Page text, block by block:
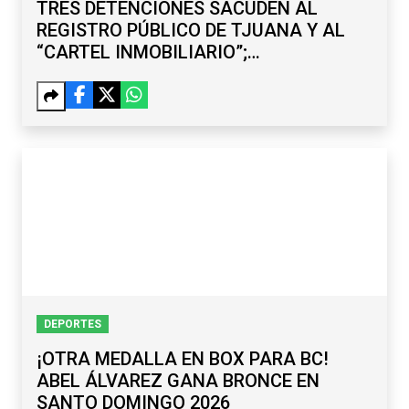
TRES DETENCIONES SACUDEN AL
REGISTRO PÚBLICO DE TJUANA Y AL
“CARTEL INMOBILIARIO”;
ENTRE LOS CAPTURADOS
DEPORTES
¡OTRA MEDALLA EN BOX PARA BC!
ABEL ÁLVAREZ GANA BRONCE EN
SANTO DOMINGO 2026